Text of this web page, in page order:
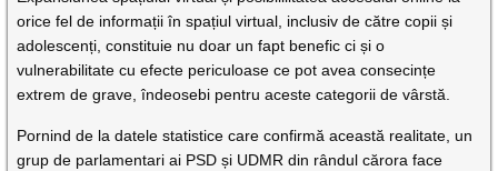
orice fel de informații în spațiul virtual, inclusiv de către copii și
adolescenți, constituie nu doar un fapt benefic ci și o
vulnerabilitate cu efecte periculoase ce pot avea consecințe
extrem de grave, îndeosebi pentru aceste categorii de vârstă.
Pornind de la datele statistice care confirmă această realitate, un
grup de parlamentari ai PSD și UDMR din rândul cărora face